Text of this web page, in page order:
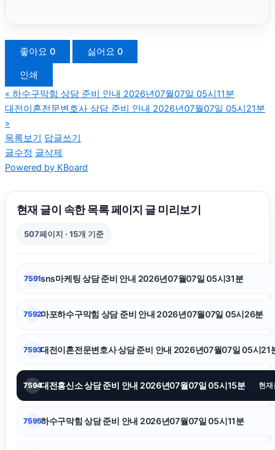
소액결제현금화
애견파양
용인이혼변호사
이혼변호사
폰테크
좋아요 0 싫어요 0
인쇄
« 하수구막힘 상담 준비 안내 2026년07월07일 05시11분
대전이혼전문변호사 상담 준비 안내 2026년07월07일 05시21분
»
목록보기 답글쓰기
글수정 글삭제
Powered by KBoard
현재 글이 속한 목록 페이지 글 미리보기
507페이지 · 15개 기준
7591sns마케팅 상담 준비 안내 2026년07월07일 05시31분
7592마포하수구막힘 상담 준비 안내 2026년07월07일 05시26분
7593대전이혼전문변호사 상담 준비 안내 2026년07월07일 05시21
7594대전흥신소 상담 준비 안내 2026년07월07일 05시15분 현재
7595하수구막힘 상담 준비 안내 2026년07월07일 05시11분